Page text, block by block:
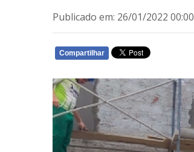
Publicado em: 26/01/2022 00:00
Compartilhar